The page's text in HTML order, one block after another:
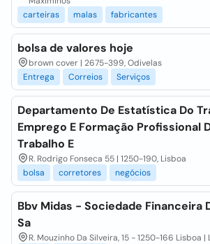
carteiras
malas fabricantes
bolsa de valores hoje
brown cover | 2675-399, Odivelas
Entrega
Correios Serviços
Departamento De Estatística Do
Emprego E Formação Profissional
Trabalho E
R. Rodrigo Fonseca 55 | 1250-190, Lisboa
bolsa
corretores negócios
Bbv Midas - Sociedade Financeira
Sa
R. Mouzinho Da Silveira, 15 - 1250-166 Lisboa |